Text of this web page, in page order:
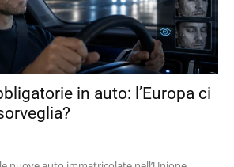
in auto: l’Europa ci